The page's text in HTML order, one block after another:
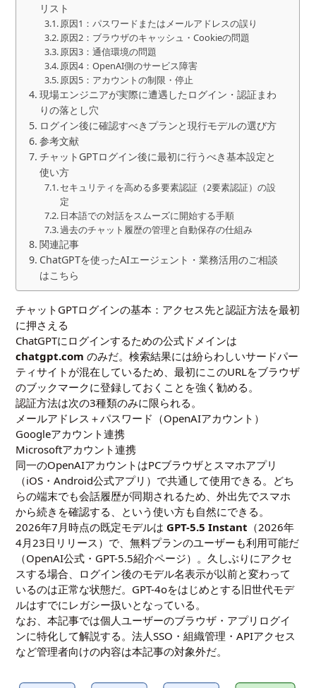
リスト
原因1：パスワードまたはメールアドレスの誤り
原因2：ブラウザのキャッシュ・Cookieの問題
原因3：通信環境の問題
原因4：OpenAI側のサービス障害
原因5：アカウントの制限・停止
現場エンジニアが実際に遭遇したログイン・認証まわ
りの落とし穴
ログイン後に確認すべきプランと現行モデルの選び方
参考文献
チャットGPTログイン後に最初に行うべき基本設定と
使い方
セキュリティを高める多要素認証（2要素認証）の設
定
日本語での対話をスムーズに開始する手順
過去のチャット履歴の管理と自動保存の仕組み
関連記事
ChatGPTを使ったAIエージェント・業務活用のご相談
はこちら
チャットGPTログインの基本：アクセス先と認証方法を最初
に押さえる
ChatGPTにログインするための公式ドメインは
chatgpt.com のみだ。検索結果には紛らわしいサードパー
ティサイトが混在しているため、最初にこのURLをブラウザ
のブックマークに登録しておくことを強く勧める。
認証方法は次の3種類のみに限られる。
メールアドレス＋パスワード（OpenAIアカウント）
Googleアカウント連携
Microsoftアカウント連携
同一のOpenAIアカウントはPCブラウザとスマホアプリ
（iOS・Android公式アプリ）で共通して使用できる。どち
らの端末でも会話履歴が同期されるため、外出先でスマホ
から続きを確認する、という使い方も自然にできる。
2026年7月時点の既定モデルは GPT-5.5 Instant （2026年
4月23日リリース）で、無料プランのユーザーも利用可能だ
（OpenAI公式・ GPT-5.5紹介ページ）。久しぶりにアクセ
スする場合、ログイン後のモデル名表示が以前と変わって
いるのは正常な状態だ。GPT-4oをはじめとする旧世代モデ
ルはすでにレガシー扱いとなっている。
なお、本記事では個人ユーザーのブラウザ・アプリログイ
ンに特化して解説する。法人SSO・組織管理・APIアクセス
など管理者向けの内容は本記事の対象外だ。